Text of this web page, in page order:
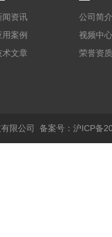
闻资讯
用案例
术文章
公司简介
视频中心
荣誉资质
限公司 备案号：沪ICP备